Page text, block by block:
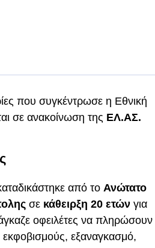
που συγκέντρωσε η Εθνική
σε ανακοίνωση της ΕΛ.ΑΣ.
από το Ανώτατο
σε κάθειρξη 20 ετών για
οφειλέτες να πληρώσουν
εξαναγκασμό,